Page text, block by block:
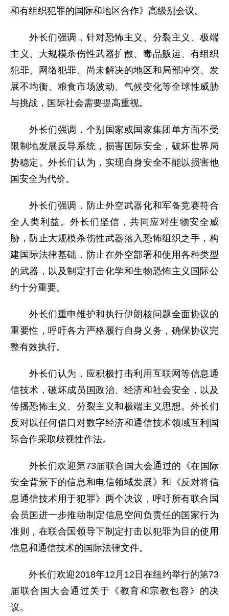
和有组织犯罪的国际和地区合作》高级别会议。
外长们强调，针对恐怖主义、分裂主义、极端
主义、大规模杀伤性武器扩散、毒品贩运、有组织
犯罪、网络犯罪、尚未解决的地区和局部冲突、发
展不均衡、粮食市场波动、气候变化等全球性威胁
与挑战，国际社会需要提高重视。
外长们强调，个别国家或国家集团单方面不受
限制地发展反导系统，损害国际安全，破坏世界局
势稳定。外长们认为，实现自身安全不能以损害他
国安全为代价。
外长们强调，防止外空武器化和军备竞赛符合
全人类利益。外长们坚信，共同应对生物安全威
胁，防止大规模杀伤性武器落入恐怖组织之手，构
建国际法律基础，防止在外空部署和使用各种类型
的武器，以及制定打击化学和生物恐怖主义国际公
约十分重要。
外长们重申维护和执行伊朗核问题全面协议的
重要性，呼吁各方严格履行自身义务，确保协议完
整有效执行。
外长们认为，应积极打击利用互联网等信息通
信技术，破坏成员国政治、经济和社会安全，以及
传播恐怖主义、分裂主义和极端主义思想。外长们
反对以任何借口对数字经济和通信技术领域互利国
际合作采取歧视性作法。
外长们欢迎第73届联合国大会通过的《在国际
安全背景下的信息和电信领域发展》和《反对将信
息通信技术用于犯罪》两个决议，呼吁所有联合国
会员国进一步推动制定信息空间负责任的国家行为
准则，在联合国领导下制定打击以犯罪为目的使用
信息和通信技术的国际法律文件。
外长们欢迎2018年12月12日在纽约举行的第73
届联合国大会通过关于《教育和宗教包容》的决
议。